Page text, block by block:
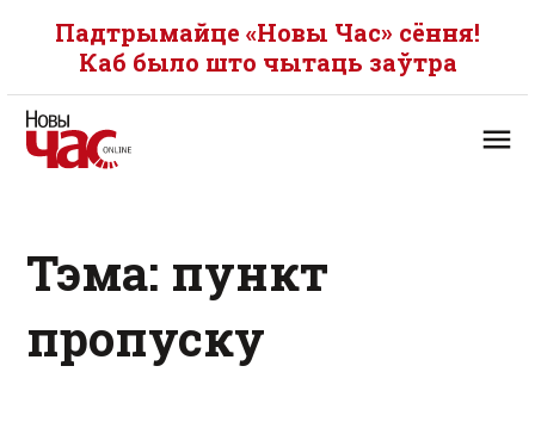
Падтрымайце «Новы Час» сёння!
Каб было што чытаць заўтра
Тэма: пункт
пропуску